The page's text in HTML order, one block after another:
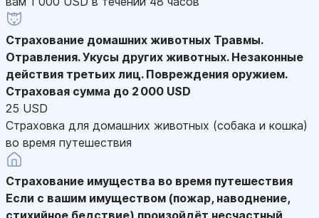
Страхование домашних животных Травмы.
Отравления. Укусы других животных. Незаконные
действия третьих лиц. Повреждения оружием.
Страховая сумма до 2 000 USD
25 USD
Страховка для домашних животных (собака и кошка)
во время путешествия
Страхование имущества во время путешествия
Если с вашим имуществом (пожар, наводнение,
стихийное бедствие) произойдёт несчастный